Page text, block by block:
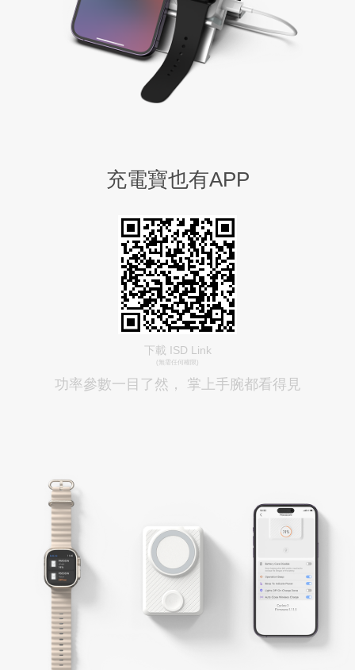
充電寶也有APP
下載 ISD Link
(無需任何權限)
功率參數一目了然， 掌上手腕都看得見